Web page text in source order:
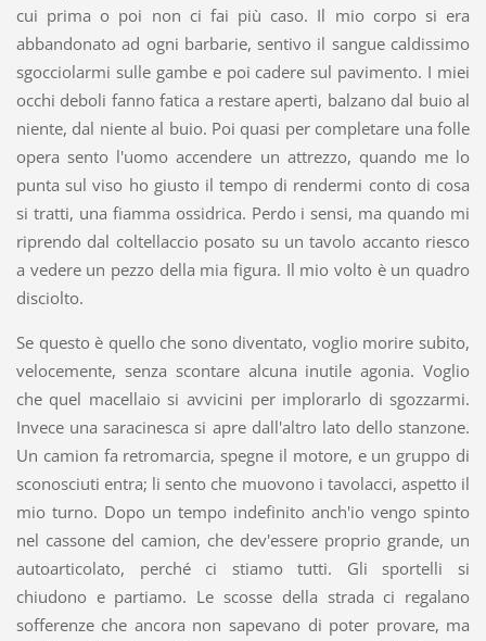
cui prima o poi non ci fai più caso. Il mio corpo si era
abbandonato ad ogni barbarie, sentivo il sangue caldissimo
sgocciolarmi sulle gambe e poi cadere sul pavimento. I miei
occhi deboli fanno fatica a restare aperti, balzano dal buio al
niente, dal niente al buio. Poi quasi per completare una folle
opera sento l'uomo accendere un attrezzo, quando me lo
punta sul viso ho giusto il tempo di rendermi conto di cosa
si tratti, una fiamma ossidrica. Perdo i sensi, ma quando mi
riprendo dal coltellaccio posato su un tavolo accanto riesco
a vedere un pezzo della mia figura. Il mio volto è un quadro
disciolto.​
Se questo è quello che sono diventato, voglio morire subito,
velocemente, senza scontare alcuna inutile agonia. Voglio
che quel macellaio si avvicini per implorarlo di sgozzarmi.
Invece una saracinesca si apre dall'altro lato dello stanzone.
Un camion fa retromarcia, spegne il motore, e un gruppo di
sconosciuti entra; li sento che muovono i tavolacci, aspetto il
mio turno. Dopo un tempo indefinito anch'io vengo spinto
nel cassone del camion, che dev'essere proprio grande, un
autoarticolato, perché ci stiamo tutti. Gli sportelli si
chiudono e partiamo. Le scosse della strada ci regalano
sofferenze che ancora non sapevano di poter provare, ma